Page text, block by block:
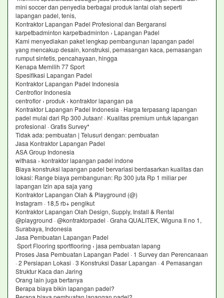
mini soccer dan penyedia berbagai produk lantai olah seperti
lapangan padel, tenis,
Kontraktor Lapangan Padel Profesional dan Bergaransi
karpetbadminton karpetbadminton › Lapangan Padel
Kami menyediakan paket lengkap pembangunan lapangan padel
yang mencakup desain, konstruksi, pemasangan kaca, pemasangan
rumput sintetis, pencahayaan, hingga
Kenapa Memilih 77 Sport
Spesifikasi Lapangan Padel
Kontraktor Lapangan Padel Indonesia
Centroflor Indonesia
centroflor › produk › kontraktor lapangan pa
Kontraktor Lapangan Padel Indonesia · Harga terpasang lapangan
padel mulai dari Rp 300 Jutaan! · Kualitas premium untuk lapangan
profesional · Gratis Survey*
Tidak ada: pembuatan ‎| Telusuri dengan: pembuatan
Jasa Kontraktor Lapangan Padel
ASA Group Indonesia
withasa › kontraktor lapangan padel indone
Biaya konstruksi lapangan padel bervariasi berdasarkan kualitas dan
lokasi: Range biaya pembangunan: Rp 300 juta Rp 1 miliar per
lapangan Izin apa saja yang
Kontraktor Lapangan Olah & Playground (@)
Instagram · 18,5 rb+ pengikut
Kontraktor Lapangan Olah Design, Supply, Install & Rental
@playground · @kontraktorpadel · Graha QUALITEK, Wiguna II no 1,
Surabaya, Indonesia
Jasa Pembuatan Lapangan Padel
Sport Flooring sportflooring › jasa pembuatan lapang
Proses Jasa Pembuatan Lapangan Padel · 1 Survey dan Perencanaan
· 2 Persiapan Lokasi · 3 Konstruksi Dasar Lapangan · 4 Pemasangan
Struktur Kaca dan Jaring
Orang lain juga bertanya
Berapa biaya bikin lapangan padel?